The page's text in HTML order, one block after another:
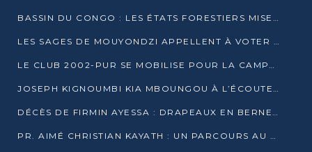
BASSIN DU CONGO : LES ÉTATS FORESTIERS MISENT SUR LES MARCHÉS CARBONE
LES SAGES DE MOUYONDZI APPELLENT À VOTER DENIS SASSOU-NGUESSO
LE CLUB 2002-PUR SE MOBILISE POUR LA CAMPAGNE
JOSEPH KIGNOUMBI KIA MBOUNGOU À L’ÉCOUTE DE TALANGAÏ
DÉCÈS DE FIRMIN AYESSA : DRAPEAUX EN BERNE LUNDI
PR. AIMÉ CHRISTIAN KAYATH : UN PARCOURS AU SERVICE DE LA RECHERCHE ET DE L’INNOVATION